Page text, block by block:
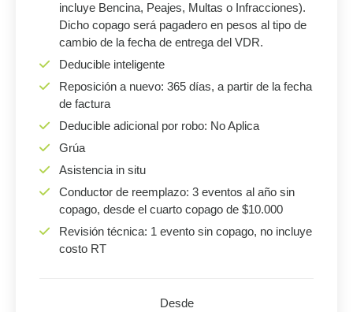
incluye Bencina, Peajes, Multas o Infracciones).
Dicho copago será pagadero en pesos al tipo de
cambio de la fecha de entrega del VDR.
Deducible inteligente
Reposición a nuevo: 365 días, a partir de la fecha
de factura
Deducible adicional por robo: No Aplica
Grúa
Asistencia in situ
Conductor de reemplazo: 3 eventos al año sin
copago, desde el cuarto copago de $10.000
Revisión técnica: 1 evento sin copago, no incluye
costo RT
Desde